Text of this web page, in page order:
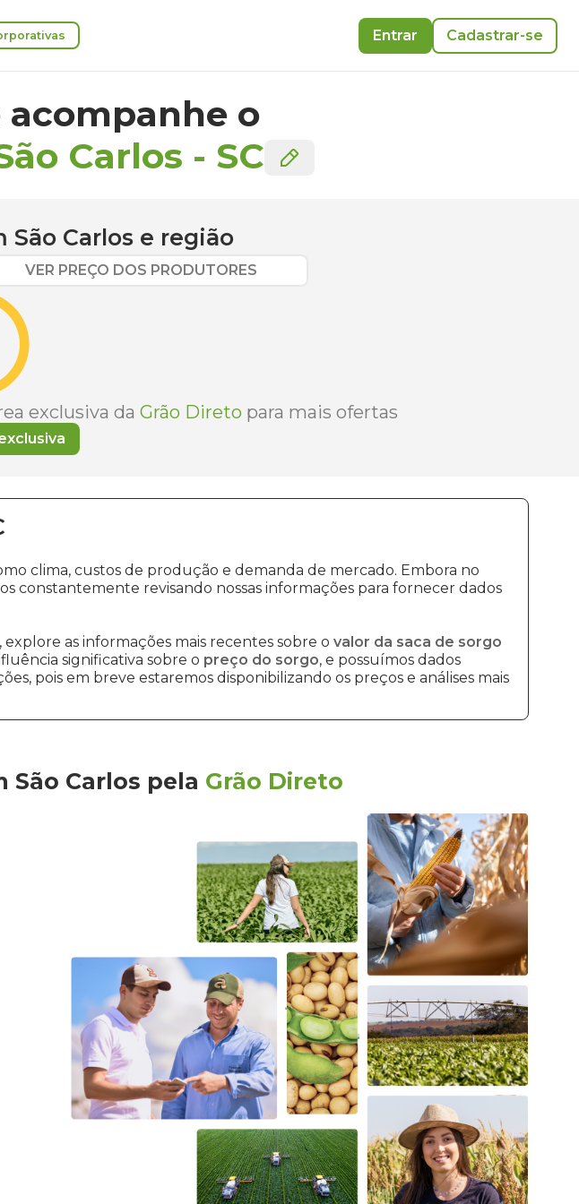
Entrar Cadastrar-se
acompanhe o
Carlos - SC
São Carlos e região
VER PREÇO DOS PRODUTORES
exclusiva da Grão Direto para mais ofertas
clima, custos de produção e demanda de mercado. Embora no
constantemente revisando nossas informações para fornecer dados
as informações mais recentes sobre o valor da saca de sorgo
significativa sobre o preço do sorgo, e possuímos dados
pois em breve estaremos disponibilizando os preços e análises mais
São Carlos pela Grão Direto